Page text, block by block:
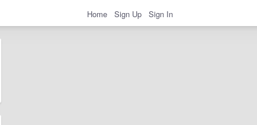
Home Sign Up Sign In